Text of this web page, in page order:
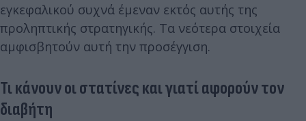
εγκεφαλικού συχνά έμεναν εκτός αυτής της
προληπτικής στρατηγικής. Τα νεότερα στοιχεία
αμφισβητούν αυτή την προσέγγιση.
Τι κάνουν οι στατίνες και γιατί αφορούν τον
διαβήτη